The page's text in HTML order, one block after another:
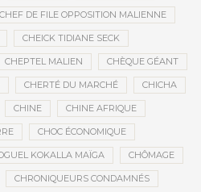
CHEF DE FILE OPPOSITION MALIENNE
CHEICK TIDIANE SECK
CHEPTEL MALIEN CHÈQUE GÉANT
CHERTÉ DU MARCHÉ CHICHA
CHINE CHINE AFRIQUE
CHOC ÉCONOMIQUE
KOKALLA MAÏGA CHÔMAGE
CHRONIQUEURS CONDAMNÉS